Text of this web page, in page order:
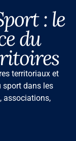
: le
du
territoriaux et
sport dans les
associations,